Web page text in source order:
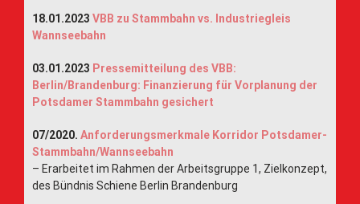
18.01.2023 VBB zu Stammbahn vs. Industriegleis
Wannseebahn
03.01.2023 Pressemitteilung des VBB:
Berlin/Brandenburg: Finanzierung für Vorplanung der
Potsdamer Stammbahn gesichert
07/2020. Anforderungsmerkmale Korridor Potsdamer-
Stammbahn/Wannseebahn
– Erarbeitet im Rahmen der Arbeitsgruppe 1, Zielkonzept,
des Bündnis Schiene Berlin Brandenburg